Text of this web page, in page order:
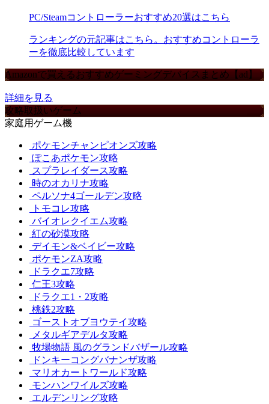
PC/Steamコントローラーおすすめ20選はこちら
ランキングの元記事はこちら。おすすめコントローラ
ーを徹底比較しています
Amazonで買えるおすすめゲーミングデバイスまとめ【ad】
詳細を見る
攻略取扱いゲーム
家庭用ゲーム機
ポケモンチャンピオンズ攻略
ぽこあポケモン攻略
スプラレイダース攻略
時のオカリナ攻略
ペルソナ4ゴールデン攻略
トモコレ攻略
バイオレクイエム攻略
紅の砂漠攻略
デイモン&ベイビー攻略
ポケモンZA攻略
ドラクエ7攻略
仁王3攻略
ドラクエ1・2攻略
桃鉄2攻略
ゴーストオブヨウテイ攻略
メタルギアデルタ攻略
牧場物語 風のグランドバザール攻略
ドンキーコングバナンザ攻略
マリオカートワールド攻略
モンハンワイルズ攻略
エルデンリング攻略